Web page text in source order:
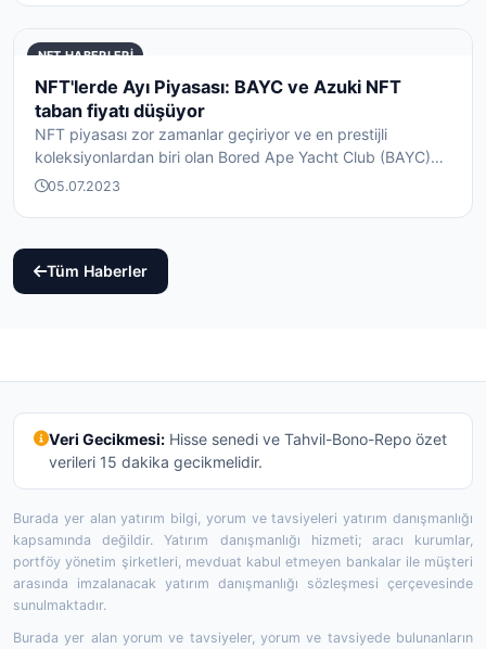
NFT HABERLERI
NFT'lerde Ayı Piyasası: BAYC ve Azuki NFT
taban fiyatı düşüyor
NFT piyasası zor zamanlar geçiriyor ve en prestijli
koleksiyonlardan biri olan Bored Ape Yacht Club (BAYC)
da...05.07.2023
Tüm Haberler
Veri Gecikmesi:Hisse senedi ve Tahvil-Bono-Repo özet
verileri 15 dakika gecikmelidir.
Burada yer alan yatırım bilgi, yorum ve tavsiyeleri yatırım danışmanlığı
kapsamında değildir. Yatırım danışmanlığı hizmeti; aracı kurumlar,
portföy yönetim şirketleri, mevduat kabul etmeyen bankalar ile müşteri
arasında imzalanacak yatırım danışmanlığı sözleşmesi çerçevesinde
sunulmaktadır.
Burada yer alan yorum ve tavsiyeler, yorum ve tavsiyede bulunanların